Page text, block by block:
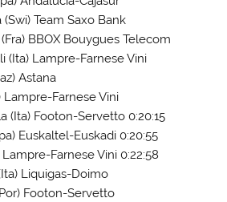
(Swi) Team Saxo Bank
BBOX Bouygues Telecom
(Ita) Lampre-Farnese Vini
Astana
Lampre-Farnese Vini
(Ita) Footon-Servetto 0:20:15
Euskaltel-Euskadi 0:20:55
Farnese Vini 0:22:58
Liquigas-Doimo
Footon-Servetto